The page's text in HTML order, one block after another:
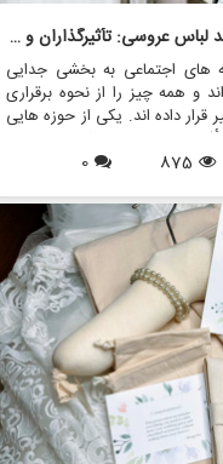
تأثیر رسانه های اجتماعی بر روند لباس عروسی: تأثیرگذاران و الهام بخشان
های اجتماعی به بخشی جدایی
و همه چیز را از نحوه برقراری
قرار داده اند. یکی از حوزه هایی
قابل توجهی داشته است، در
هایی مانند اینستاگرام،
انتخاب لباس رویایی خود برای
875
0